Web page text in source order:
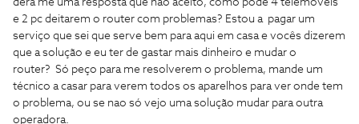
dera me uma resposta que nao aceito, como pode 4 telemóveis
e 2 pc deitarem o router com problemas? Estou a pagar um
serviço que sei que serve bem para aqui em casa e vocês dizerem
que a solução e eu ter de gastar mais dinheiro e mudar o
router? Só peço para me resolverem o problema, mande um
técnico a casar para verem todos os aparelhos para ver onde tem
o problema, ou se nao só vejo uma solução mudar para outra
operadora.